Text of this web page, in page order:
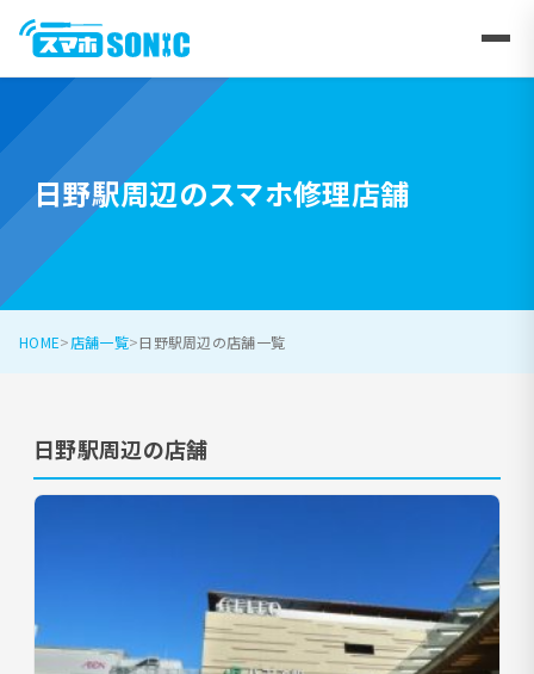
日野駅周辺のスマホ修理店舗
HOME 店舗一覧 日野駅周辺の店舗一覧
日野駅周辺の店舗